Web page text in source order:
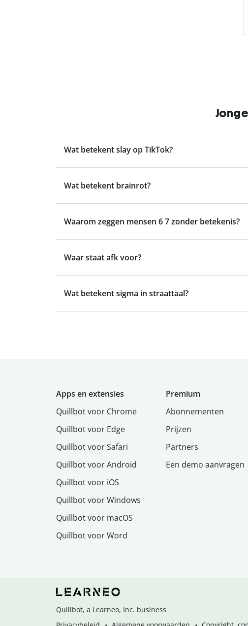
Wat betekent slay op TikTok?
Wat betekent brainrot?
Waarom zeggen mensen 6 7 zonder betekenis?
Waar staat afk voor?
Wat betekent sigma in straattaal?
Apps en extensies
Quillbot voor Chrome
Quillbot voor Edge
Quillbot voor Safari
Quillbot voor Android
Quillbot voor iOS
Quillbot voor Windows
Quillbot voor macOS
Quillbot voor Word
Premium
Abonnementen
Prijzen
Partners
Een demo aanvragen
Quillbot, a Learneo, Inc. business